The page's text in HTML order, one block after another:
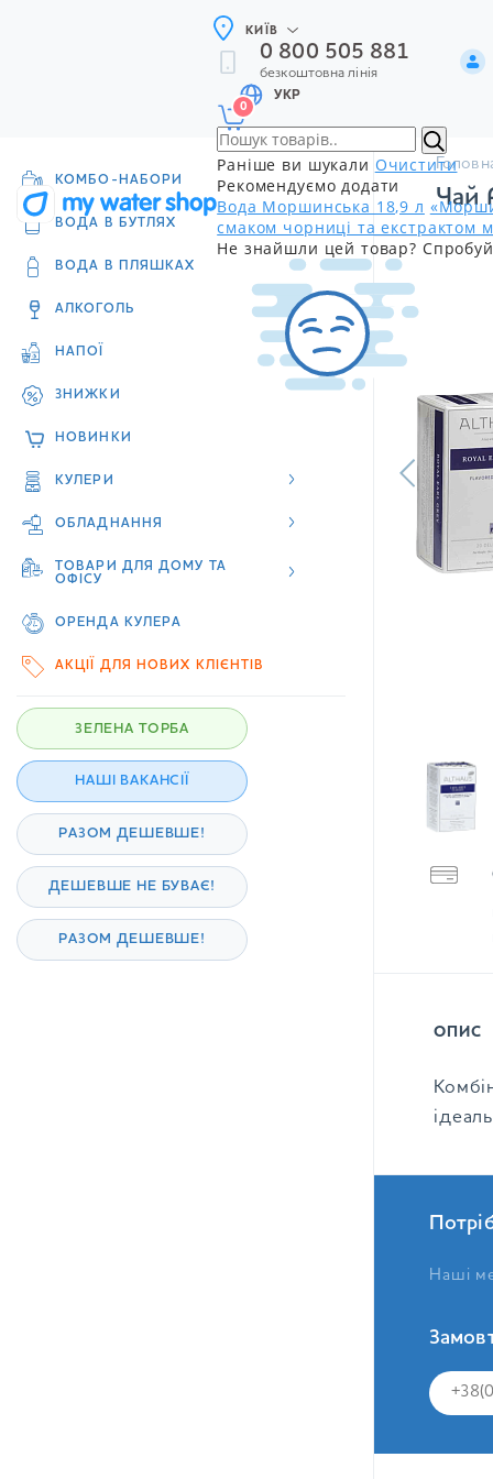
КИЇВ
0 800 505 881
безкоштовна лінія
УКР
0
Раніше ви шукали Очистити
Рекомендуємо додати
Вода Моршинська 18,9 л
смаком чорниці та екстрактом
Не знайшли цей товар?
КОМБО-НАБОРИ
ВОДА В БУТЛЯХ
ВОДА В ПЛЯШКАХ
АЛКОГОЛЬ
НАПОЇ
ЗНИЖКИ
НОВИНКИ
КУЛЕРИ
ОБЛАДНАННЯ
ТОВАРИ ДЛЯ ДОМУ ТА
ОФІСУ
ОРЕНДА КУЛЕРА
АКЦІЇ ДЛЯ НОВИХ КЛІЄНТІВ
ЗЕЛЕНА ТОРБА
НАШІ ВАКАНСІЇ
РАЗОМ ДЕШЕВШЕ!
ДЕШЕВШЕ НЕ БУВАЄ!
РАЗОМ ДЕШЕВШЕ!
Чай
ОПИС
Наші